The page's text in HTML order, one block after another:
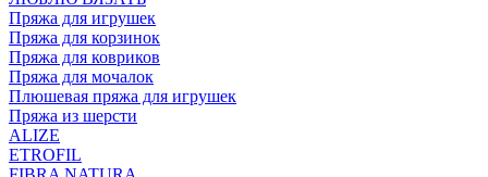
Пряжа для игрушек
Пряжа для корзинок
Пряжа для ковриков
Пряжа для мочалок
Плюшевая пряжа для игрушек
Пряжа из шерсти
ALIZE
ETROFIL